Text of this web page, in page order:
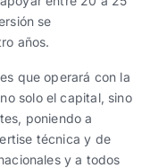
se
años.
que operará con la
solo el capital, sino
poniendo a
técnica y de
y a todos